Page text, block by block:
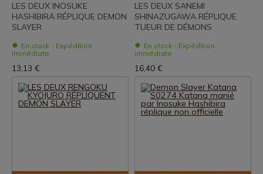
LES DEUX INOSUKE
HASHIBIRA RÉPLIQUE DEMON
SLAYER
En stock - Expédition
immédiate
13,13 €
LES DEUX SANEMI
SHINAZUGAWA RÉPLIQUE
TUEUR DE DÉMONS
En stock - Expédition
immédiate
16,40 €